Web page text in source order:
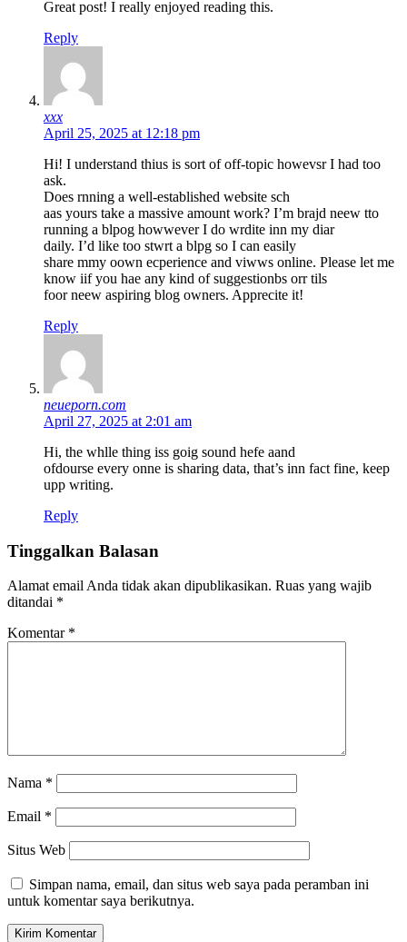
Great post! I really enjoyed reading this.
Reply
xxx
April 25, 2025 at 12:18 pm
Hi! I understand thius is sort of off-topic howevsr I had too
ask.
Does rnning a well-established website sch
aas yours take a massive amount work? I’m brajd neew tto
running a blpog howwever I do wrdite inn my diar
daily. I’d like too stwrt a blpg so I can easily
share mmy oown ecperience and viwws online. Please let me
know iif you hae any kind of suggestionbs orr tils
foor neew aspiring blog owners. Apprecite it!
Reply
neueporn.com
April 27, 2025 at 2:01 am
Hi, the whlle thing iss goig sound hefe aand
ofdourse every onne is sharing data, that’s inn fact fine, keep
upp writing.
Reply
Tinggalkan Balasan
Alamat email Anda tidak akan dipublikasikan. Ruas yang wajib
ditandai *
Komentar *
Nama *
Email *
Situs Web
Simpan nama, email, dan situs web saya pada peramban ini
untuk komentar saya berikutnya.